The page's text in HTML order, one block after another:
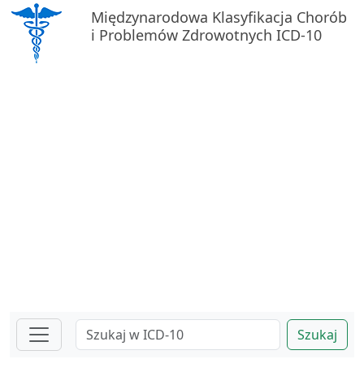
Międzynarodowa Klasyfikacja Chorób
i Problemów Zdrowotnych ICD-10
Szukaj